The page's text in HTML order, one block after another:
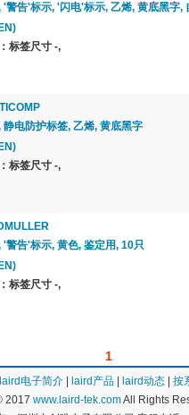
'警告'标示, '闪电'标示, 乙烯, 黄底黑字,
标签尺寸 -,
静电防护标签, 乙烯, 黄底黑字
标签尺寸 -,
'警告'标示, 黄色, 鉴定用, 10只
标签尺寸 -,
1
laird电子简介 laird产品 laird动态
按
2017 www.laird-tek.comAll Rights